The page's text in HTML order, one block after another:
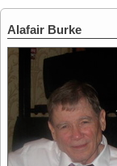
Alafair Burke